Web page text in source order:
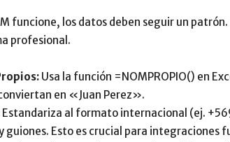
funcione, los datos deben seguir un
profesional.
Usa la función =NOMPROPIO() en
en «Juan Perez».
Estandariza al formato internacional (ej.
guiones. Esto es crucial para integraciones